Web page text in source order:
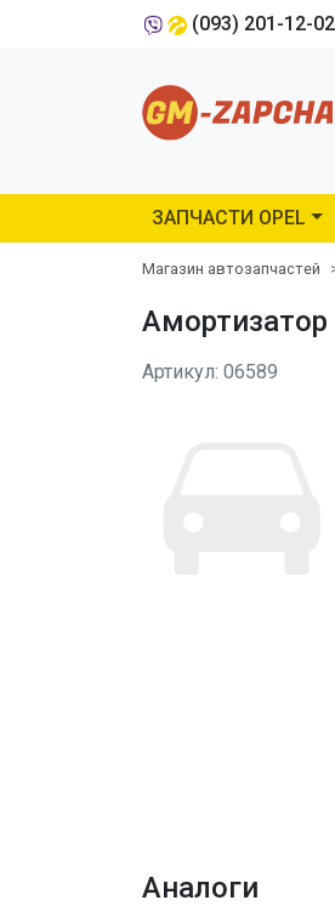
(093) 201-12-02
ЗАПЧАСТИ OPEL
Магазин автозапчастей
Амортизатор
Артикул: 06589
Аналоги